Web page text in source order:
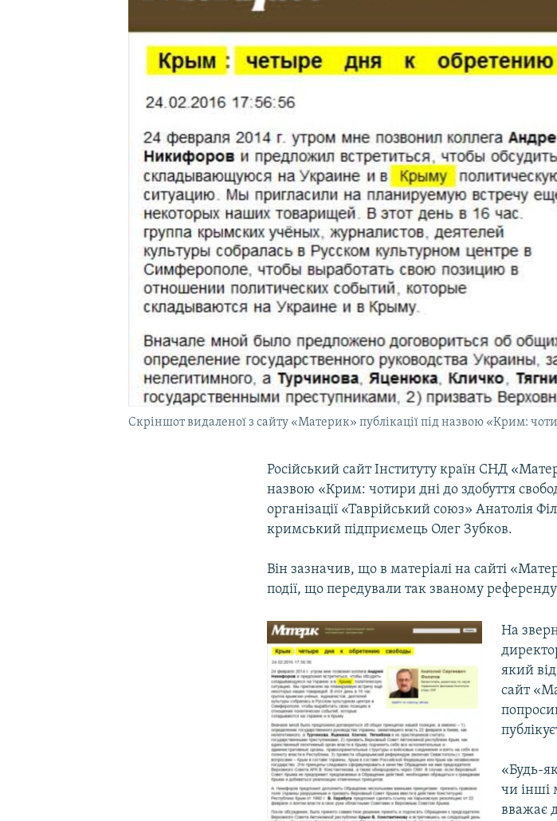
УКРАЇНСЬКА ПРОБЛЕМА КРИМУ
Скріншот видаленої з сайту «Материк» публікації під назвою «Крим:
Російський сайт Інституту країн СНД
назвою «Крим: чотири дні до здобуття
організації «Таврійський союз» Анатолія
кримський підприємець Олег Зубков.
Він зазначив, що в матеріалі на сайті
події, що передували так званому
На
який
сайт
«Будь-
чи інші
вважає